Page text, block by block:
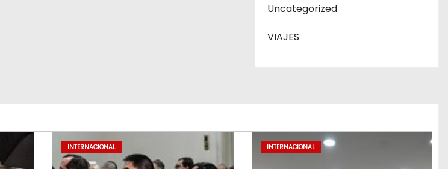
Uncategorized
VIAJES
INTERNACIONAL INTERNACIONAL